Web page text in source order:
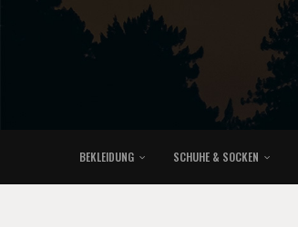
BEKLEIDUNG SCHUHE & SOCKEN